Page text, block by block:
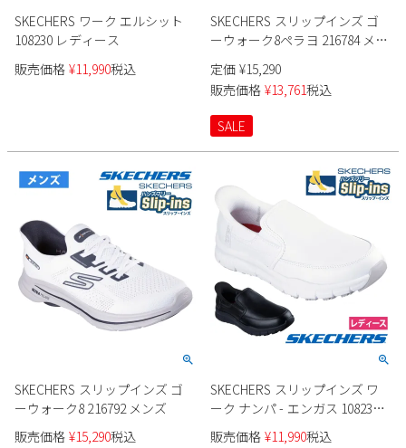
SKECHERS ワーク エルシット
108230 レディース
販売価格 ¥11,990税込
SKECHERS スリップインズ ゴ
ーウォーク8ペラヨ 216784 メン
ズ
定価 ¥15,290
販売価格 ¥13,761税込
SALE
SKECHERS スリップインズ ゴ
ーウォーク8 216792 メンズ
販売価格 ¥15,290税込
SKECHERS スリップインズ ワ
ーク ナンパ - エンガス 108235
レディース
販売価格 ¥11,990税込